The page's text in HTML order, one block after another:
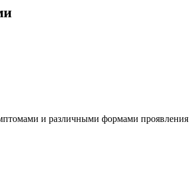
и различными формами проявления